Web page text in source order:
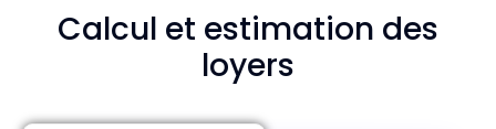
Calcul et estimation des
loyers